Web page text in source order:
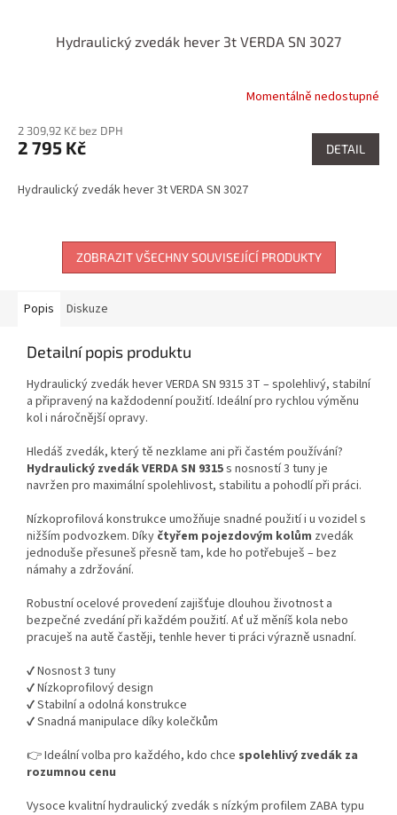
Hydraulický zvedák hever 3t VERDA SN 3027
Momentálně nedostupné
2 309,92 Kč bez DPH
2 795 Kč DETAIL
Hydraulický zvedák hever 3t VERDA SN 3027
ZOBRAZIT VŠECHNY SOUVISEJÍCÍ PRODUKTY
Popis Diskuze
Detailní popis produktu
Hydraulický zvedák hever VERDA SN 9315 3T – spolehlivý, stabilní
a připravený na každodenní použití. Ideální pro rychlou výměnu
kol i náročnější opravy.
Hledáš zvedák, který tě nezklame ani při častém používání?
Hydraulický zvedák VERDA SN 9315s nosností 3 tuny je
navržen pro maximální spolehlivost, stabilitu a pohodlí při práci.
Nízkoprofilová konstrukce umožňuje snadné použití i u vozidel s
nižším podvozkem. Díky čtyřem pojezdovým kolům zvedák
jednoduše přesuneš přesně tam, kde ho potřebuješ – bez
námahy a zdržování.
Robustní ocelové provedení zajišťuje dlouhou životnost a
bezpečné zvedání při každém použití. Ať už měníš kola nebo
pracuješ na autě častěji, tenhle hever ti práci výrazně usnadní.
✔ Nosnost 3 tuny
✔ Nízkoprofilový design
✔ Stabilní a odolná konstrukce
✔ Snadná manipulace díky kolečkům
👉 Ideální volba pro každého, kdo chce spolehlivý zvedák za
rozumnou cenu
Vysoce kvalitní hydraulický zvedák s nízkým profilem ZABA typu